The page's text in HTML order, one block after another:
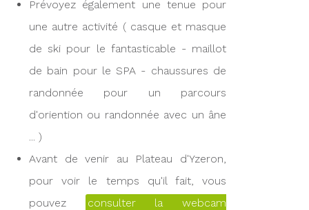
Prévoyez également une tenue pour
une autre activité ( casque et masque
de ski pour le fantasticable - maillot
de bain pour le SPA - chaussures de
randonnée pour un parcours
d'oriention ou randonnée avec un âne
... )
Avant de venir au Plateau d'Yzeron,
pour voir le temps qu'il fait, vous
pouvez
consulter la webcam